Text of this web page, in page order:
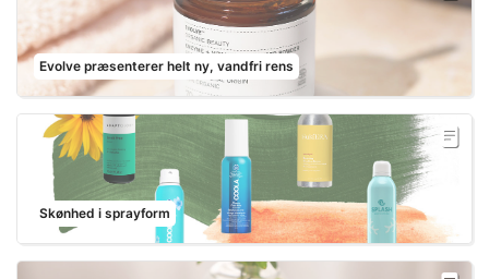
Evolve præsenterer helt ny, vandfri rens
Skønhed i sprayform